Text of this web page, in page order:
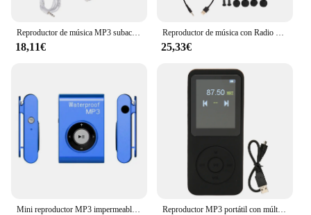
Reproductor de música MP3 subacuático Reproductor de MP3 impermeable Recargable USB2.0 de baja pérdida con auricular impermeable para bucear para correr
18,11€
Reproductor de música con Radio FM IPX8, auriculares para natación a prueba de agua, reproductor de música MP3, Radio FM, reproductor de música para deportes acuáticos, reproductor de música MP3
25,33€
Mini reproductor MP3 impermeable IPX8 para natación, Walkman de música estéreo MP3, Radio FM, deportes, correr, auriculares de música estéreo HiFi Reproductor MP3 portátil con múltiples formatos compatibles, Radio FM, Bluetooth 5,0, batería de 250mAh, altavoz de 1W y 8 Ω para fotos